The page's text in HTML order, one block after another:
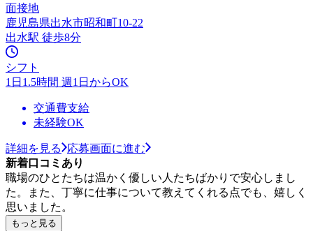
面接地
鹿児島県出水市昭和町10-22
出水駅 徒歩8分
シフト
1日1.5時間 週1日からOK
交通費支給
未経験OK
詳細を見る
応募画面に進む
新着口コミあり
職場のひとたちは温かく優しい人たちばかりで安心しまし
た。また、丁寧に仕事について教えてくれる点でも、嬉しく
思いました。
もっと見る